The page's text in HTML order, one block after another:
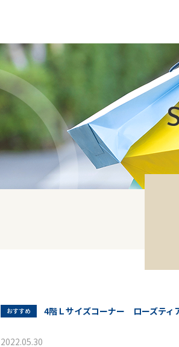
おすすめ 4階Ｌサイズコーナー ローズティ
2022.05.30